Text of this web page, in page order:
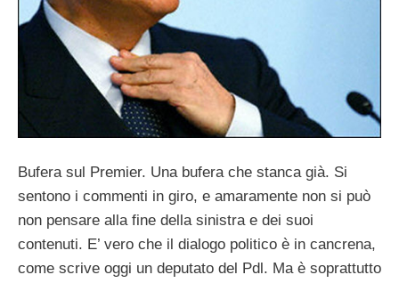
Bufera sul Premier. Una bufera che stanca già. Si
sentono i commenti in giro, e amaramente non si può
non pensare alla fine della sinistra e dei suoi
contenuti. E’ vero che il dialogo politico è in cancrena,
come scrive oggi un deputato del Pdl. Ma è soprattutto